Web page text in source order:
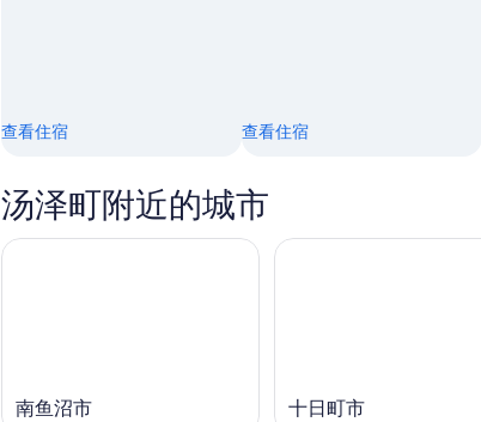
月
日
查看住宿 查看住宿
汤泽町附近的城市
南鱼沼市 十日町市